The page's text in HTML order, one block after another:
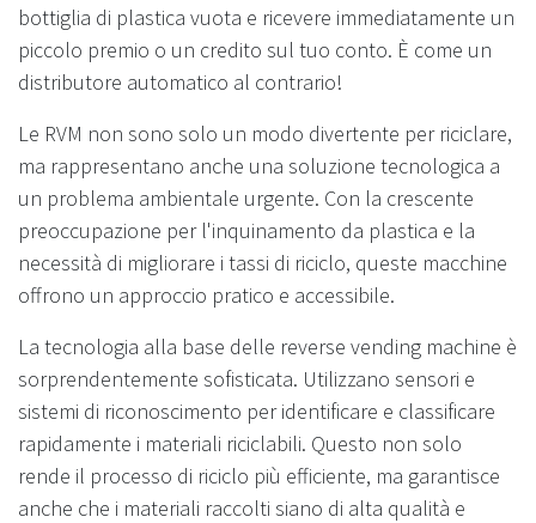
bottiglia di plastica vuota e ricevere immediatamente un
piccolo premio o un credito sul tuo conto. È come un
distributore automatico al contrario!
Le RVM non sono solo un modo divertente per riciclare,
ma rappresentano anche una soluzione tecnologica a
un problema ambientale urgente. Con la crescente
preoccupazione per l'inquinamento da plastica e la
necessità di migliorare i tassi di riciclo, queste macchine
offrono un approccio pratico e accessibile.
La tecnologia alla base delle reverse vending machine è
sorprendentemente sofisticata. Utilizzano sensori e
sistemi di riconoscimento per identificare e classificare
rapidamente i materiali riciclabili. Questo non solo
rende il processo di riciclo più efficiente, ma garantisce
anche che i materiali raccolti siano di alta qualità e